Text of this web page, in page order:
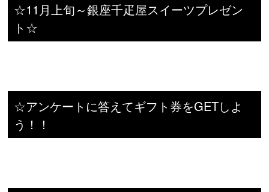
☆11月上旬～銀座千疋屋スイーツプレゼン
ト☆
☆アンケートに答えてギフト券をGETしよ
う！！